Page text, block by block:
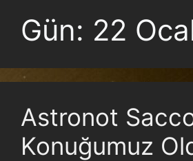
Gün: 22
Astronot
Konuğumuz